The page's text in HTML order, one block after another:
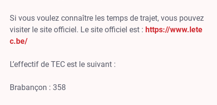
Si vous voulez connaître les temps de trajet, vous pouvez
visiter le site officiel. Le site officiel est : https://www.lete
c.be/
L’effectif de TEC est le suivant :
Brabançon : 358